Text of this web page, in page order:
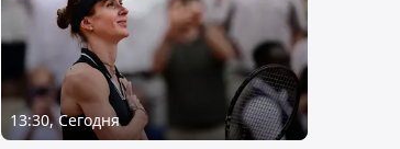
13:30, Сегодня